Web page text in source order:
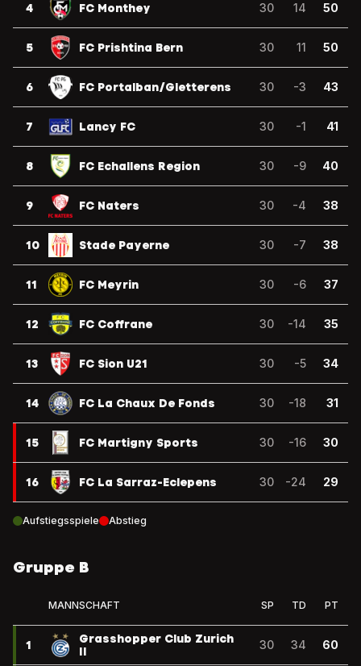
4 FC Monthey 30 14 50
5 FC Prishtina Bern 30 11 50
6 FC Portalban/Gletterens 30 -3 43
7 Lancy FC 30 -1 41
8 FC Echallens Region 30 -9 40
9 FC Naters 30 -4 38
10 Stade Payerne 30 -7 38
11 FC Meyrin 30 -6 37
12 FC Coffrane 30 -14 35
13 FC Sion U21 30 -5 34
14 FC La Chaux De Fonds 30 -18 31
15 FC Martigny Sports 30 -16 30
16 FC La Sarraz-Eclepens 30 -24 29
Aufstiegsspiele Abstieg
Gruppe B
MANNSCHAFT SP TD PT
1
Grasshopper Club Zurich
II
30 34 60